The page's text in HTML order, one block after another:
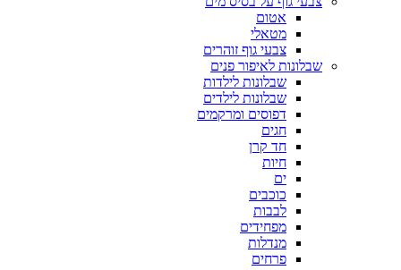
אטום
מטאלי
צבעי גוף זוהרים
שבלונות לאיפור פנים
שבלונות לילדות
שבלונות לילדים
דפוסים ומרקמים
חגים
חד קרן
חיות
ים
כוכבים
לבבות
מפחידים
מנדלות
פרחים